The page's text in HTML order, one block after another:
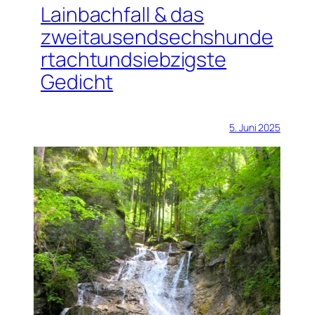
Lainbachfall & das
zweitausendsechshunde
rtachtundsiebzigste
Gedicht
5. Juni 2025